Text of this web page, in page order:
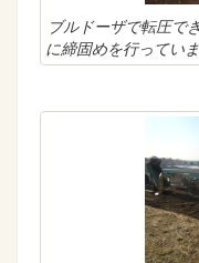
ブルドーザで転圧で
に締固めを行っていま